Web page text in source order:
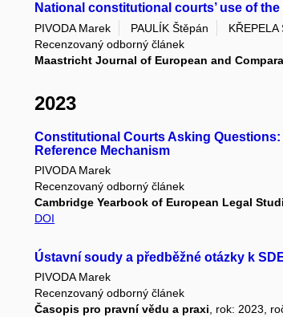
National constitutional courts’ use of
PIVODA Marek PAULÍK Štěpán
KŘEPELA
Recenzovaný odborný článek
Maastricht Journal of European and
2023
Constitutional Courts Asking
Reference Mechanism
PIVODA Marek
Recenzovaný odborný článek
Cambridge Yearbook of European Legal
DOI
Ústavní soudy a předběžné otázky k
PIVODA Marek
Recenzovaný odborný článek
Časopis pro pravní vědu a praxi, rok: 2023,